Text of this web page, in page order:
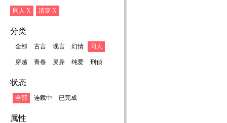
同人 X 清穿 X
分类
全部 古言 现言 幻情 同人
穿越 青春 灵异 纯爱 刑侦
状态
全部 连载中 已完成
属性